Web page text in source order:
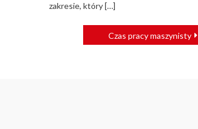
zakresie, który […]
Czas pracy maszynisty